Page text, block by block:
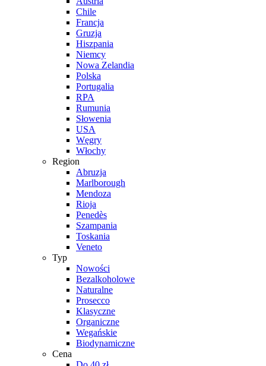
Chile
Francja
Gruzja
Hiszpania
Niemcy
Nowa Zelandia
Polska
Portugalia
RPA
Rumunia
Słowenia
USA
Węgry
Włochy
Region
Abruzja
Marlborough
Mendoza
Rioja
Penedès
Szampania
Toskania
Veneto
Typ
Nowości
Bezalkoholowe
Naturalne
Prosecco
Klasyczne
Organiczne
Wegańskie
Biodynamiczne
Cena